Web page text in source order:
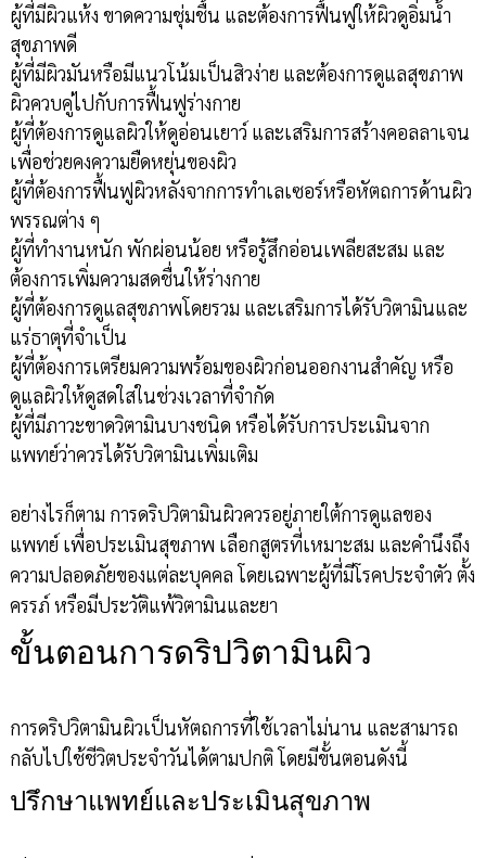
ผู้ที่มีผิวแห้ง ขาดความชุ่มชื้น และต้องการฟื้นฟูให้ผิวดูอิ่มน้ำ
สุขภาพดี
ผู้ที่มีผิวมันหรือมีแนวโน้มเป็นสิวง่าย และต้องการดูแลสุขภาพ
ผิวควบคู่ไปกับการฟื้นฟูร่างกาย
ผู้ที่ต้องการดูแลผิวให้ดูอ่อนเยาว์ และเสริมการสร้างคอลลาเจน
เพื่อช่วยคงความยืดหยุ่นของผิว
ผู้ที่ต้องการฟื้นฟูผิวหลังจากการทำเลเซอร์หรือหัตถการด้านผิว
พรรณต่าง ๆ
ผู้ที่ทำงานหนัก พักผ่อนน้อย หรือรู้สึกอ่อนเพลียสะสม และ
ต้องการเพิ่มความสดชื่นให้ร่างกาย
ผู้ที่ต้องการดูแลสุขภาพโดยรวม และเสริมการได้รับวิตามินและ
แร่ธาตุที่จำเป็น
ผู้ที่ต้องการเตรียมความพร้อมของผิวก่อนออกงานสำคัญ หรือ
ดูแลผิวให้ดูสดใสในช่วงเวลาที่จำกัด
ผู้ที่มีภาวะขาดวิตามินบางชนิด หรือได้รับการประเมินจาก
แพทย์ว่าควรได้รับวิตามินเพิ่มเติม
อย่างไรก็ตาม การดริปวิตามินผิวควรอยู่ภายใต้การดูแลของ
แพทย์ เพื่อประเมินสุขภาพ เลือกสูตรที่เหมาะสม และคำนึงถึง
ความปลอดภัยของแต่ละบุคคล โดยเฉพาะผู้ที่มีโรคประจำตัว ตั้ง
ครรภ์ หรือมีประวัติแพ้วิตามินและยา
ขั้นตอนการดริปวิตามินผิว
การดริปวิตามินผิวเป็นหัตถการที่ใช้เวลาไม่นาน และสามารถ
กลับไปใช้ชีวิตประจำวันได้ตามปกติ โดยมีขั้นตอนดังนี้
ปรึกษาแพทย์และประเมินสุขภาพ